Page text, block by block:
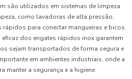
são utilizados em sistemas de limpeza
como lavadoras de alta pressão,
rápidos para conectar mangueiras e bicos.
dos engates rápidos inox garantem
sejam transportados de forma segura e
em ambientes industriais, onde a
manter a segurança e a higiene.